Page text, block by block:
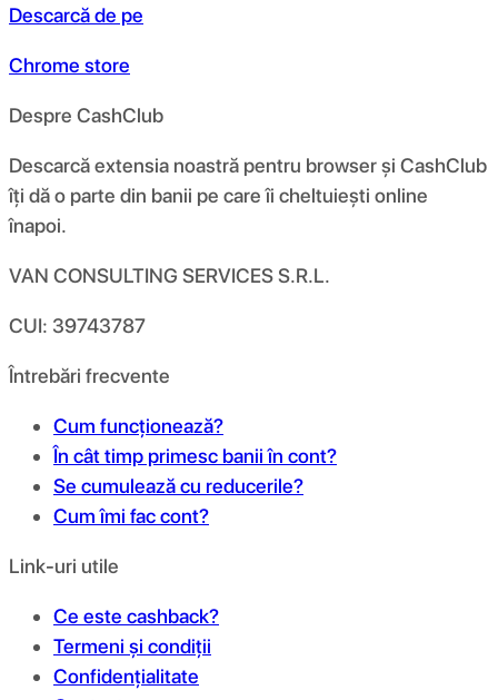
Descarcă de pe
Chrome store
Despre CashClub
Descarcă extensia noastră pentru browser și CashClub
îți dă o parte din banii pe care îi cheltuiești online
înapoi.
VAN CONSULTING SERVICES S.R.L.
CUI: 39743787
Întrebări frecvente
Cum funcționează?
În cât timp primesc banii în cont?
Se cumulează cu reducerile?
Cum îmi fac cont?
Link-uri utile
Ce este cashback?
Termeni și condiții
Confidențialitate